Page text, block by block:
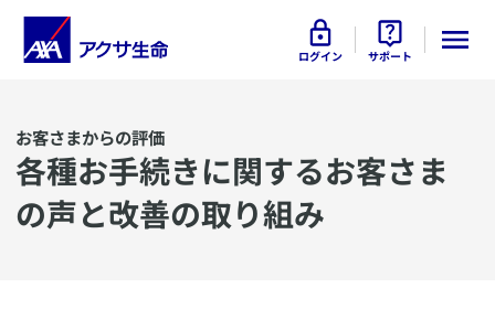
ログイン サポート
お客さまからの評価
​各種お手続きに関するお客さま
の声と改善の取り組み